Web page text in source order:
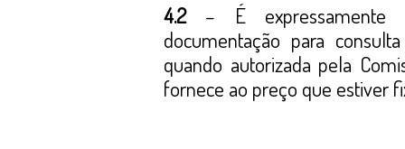
4.2– É expressamente
documentação para
quando autorizada pela
fornece ao preço que estiver